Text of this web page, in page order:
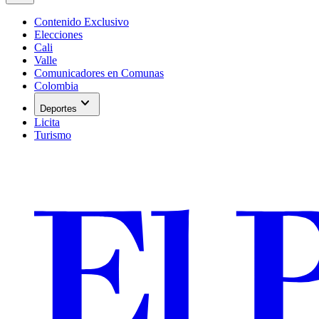
Contenido Exclusivo
Elecciones
Cali
Valle
Comunicadores en Comunas
Colombia
Deportes expand_more
Licita
Turismo